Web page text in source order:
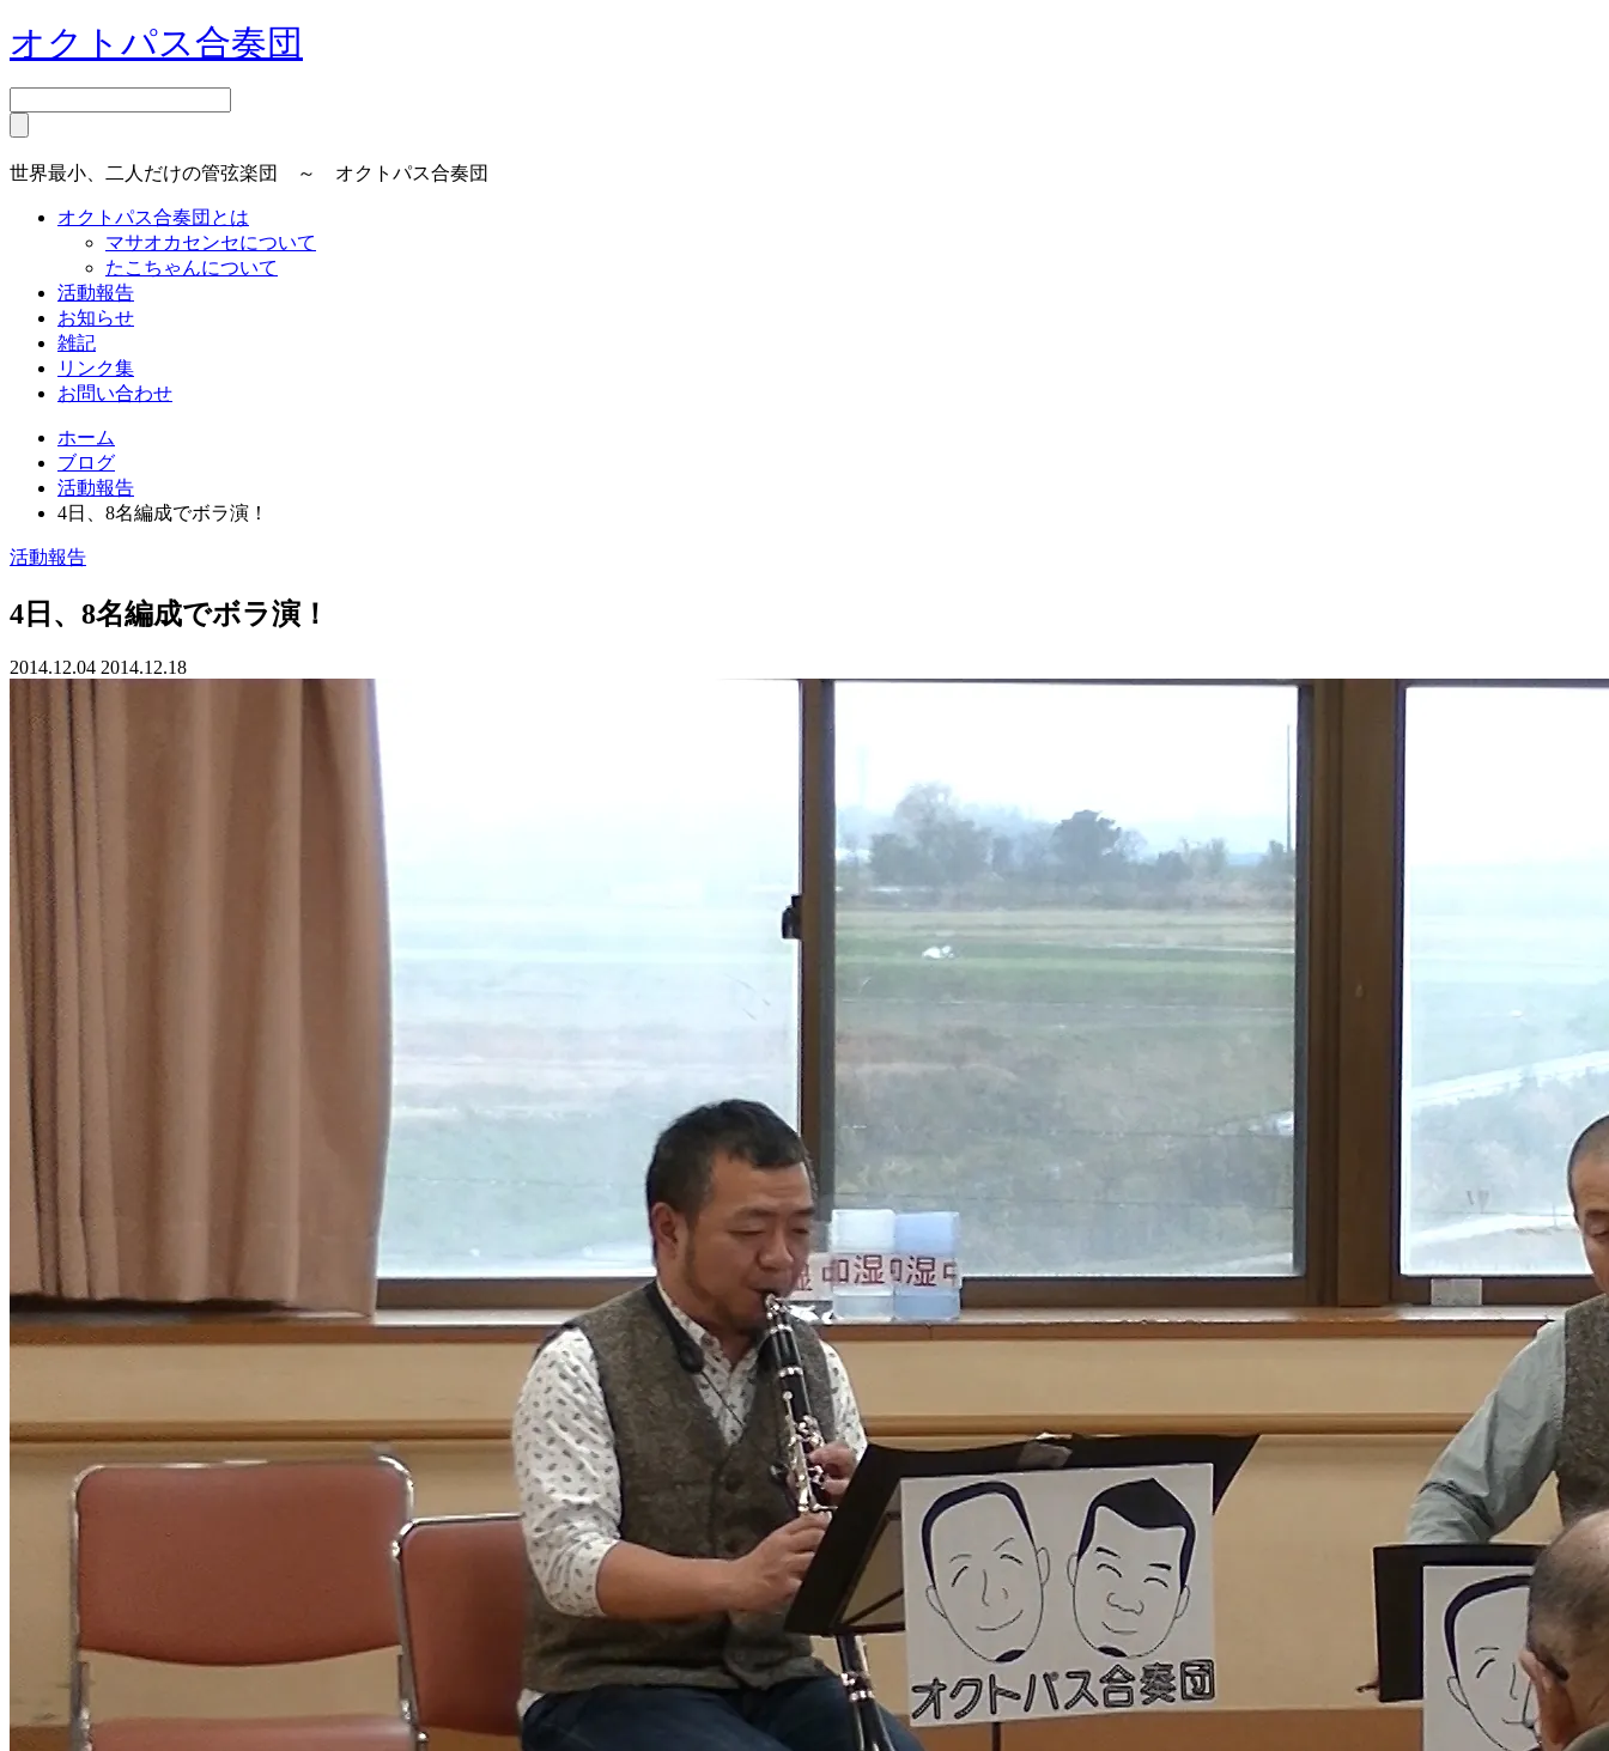
オクトパス合奏団
世界最小、二人だけの管弦楽団 ～ オクトパス合奏団
オクトパス合奏団とは
マサオカセンセについて
たこちゃんについて
活動報告
お知らせ
雑記
リンク集
お問い合わせ
ホーム
ブログ
活動報告
4日、8名編成でボラ演！
活動報告
4日、8名編成でボラ演！
2014.12.04 2014.12.18